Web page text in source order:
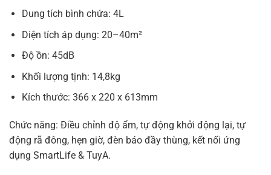
Dung tích bình chứa: 4L
Diện tích áp dụng: 20–40m²
Độ ồn: 45dB
Khối lượng tịnh: 14,8kg
Kích thước: 366 x 220 x 613mm
Chức năng: Điều chỉnh độ ẩm, tự động khởi động lại, tự
động rã đông, hẹn giờ, đèn báo đầy thùng, kết nối ứng
dụng SmartLife & TuyA.